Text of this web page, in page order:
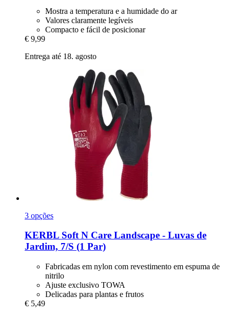
Mostra a temperatura e a humidade do ar
Valores claramente legíveis
Compacto e fácil de posicionar
€ 9,99
Entrega até 18. agosto
3 opções
KERBL Soft N Care Landscape -​ Luvas de
Jardim, 7/S (1 Par)
Fabricadas em nylon com revestimento em espuma de
nitrilo
Ajuste exclusivo TOWA
Delicadas para plantas e frutos
€ 5,49